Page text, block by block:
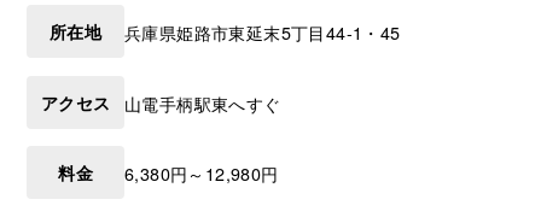
所在地 兵庫県姫路市東延末5丁目44-1・45
アクセス 山電手柄駅東へすぐ
料金 6,380円～12,980円